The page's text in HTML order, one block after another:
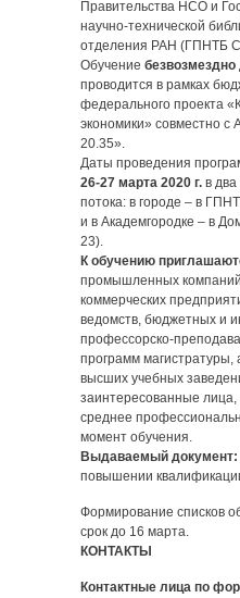
Правительства НСО и
научно-технической
отделения РАН (ГПНТБ
Обучение безвозмездно
проводится в рамках
федерального проекта
экономики» совместно
20.35».
Даты проведения
26-27 марта 2020 г. в
потока: в городе – в
и в Академгородке – в
23).
К обучению
промышленных
коммерческих
ведомств, бюджетных и
профессорско-
программ
высших учебных
заинтересованные
среднее
момент обучения.
Выдаваемый документ:
повышении
Формирование списков
срок до 16 марта.
КОНТАКТЫ
Контактные лица по